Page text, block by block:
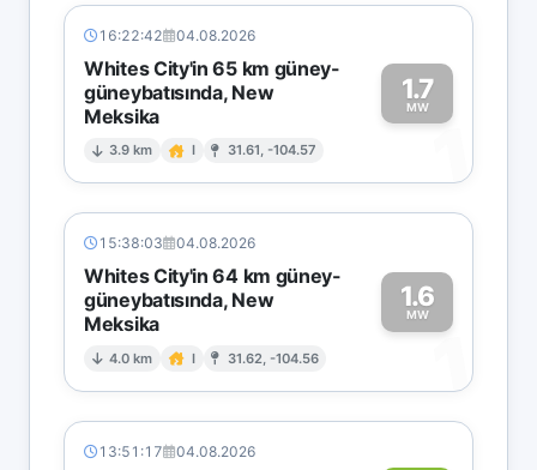
16:22:42 04.08.2026
Whites City'in 65 km güney-
güneybatısında, New
Meksika
3.9 km I 31.61, -104.57
1.7
MW
1
15:38:03 04.08.2026
Whites City'in 64 km güney-
güneybatısında, New
Meksika
4.0 km I 31.62, -104.56
1.6
MW
1
13:51:17 04.08.2026